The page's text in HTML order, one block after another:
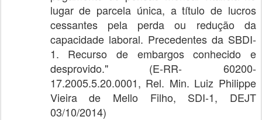
lugar de parcela única, a título de lucros
cessantes pela perda ou redução da
capacidade laboral. Precedentes da SBDI-
1. Recurso de embargos conhecido e
desprovido." (E-RR- 60200-
17.2005.5.20.0001, Rel. Min. Luiz Philippe
Vieira de Mello Filho, SDI-1, DEJT
03/10/2014)